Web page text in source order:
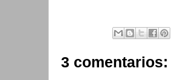
3 comentarios: